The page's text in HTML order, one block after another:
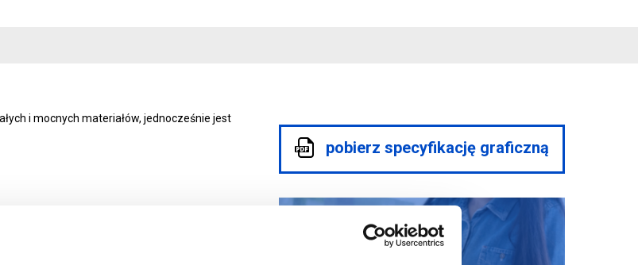
i mocnych materiałów, jednocześnie jest
pobierz specyfikację graficzną